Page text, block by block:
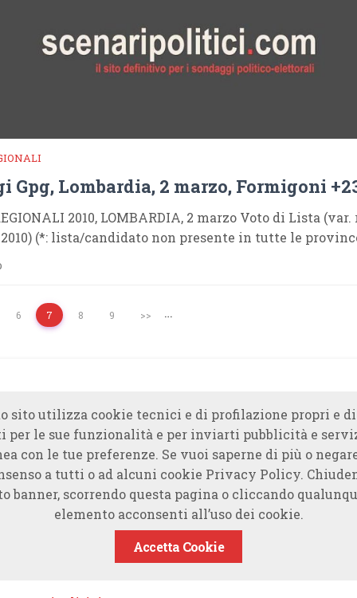
Gpg, Lombardia, 2 marzo, Formigoni
2010, LOMBARDIA, 2 marzo Voto di Lista
(*: lista/candidato non presente in tutte le
…
6 7 8 9 >>
sito utilizza cookie tecnici e di profilazione propri e
per le sue funzionalità e per inviarti pubblicità e
con le tue preferenze. Se vuoi saperne di più o
a tutti o ad alcuni cookie Privacy Policy.
banner, scorrendo questa pagina o cliccando
elemento acconsenti all’uso dei cookie.
Accetta Cookie